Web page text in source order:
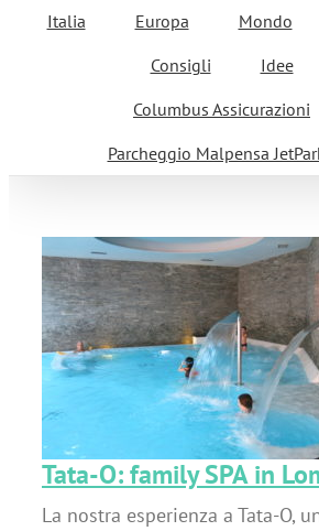
Italia Europa Mondo
Consigli
Idee
Columbus Assicurazioni
Parcheggio Malpensa
Tata-O: family SPA in
La nostra esperienza a Tata-O,